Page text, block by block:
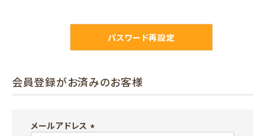
パスワード再設定
会員登録がお済みのお客様
メールアドレス